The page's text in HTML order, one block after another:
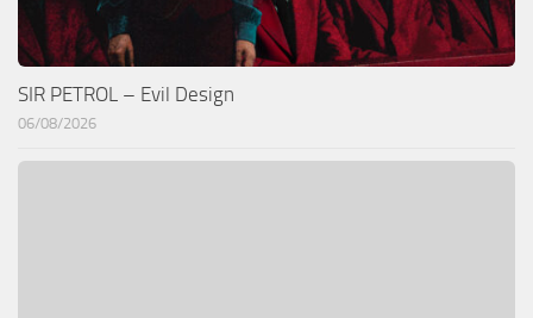
SIR PETROL – Evil Design
06/08/2026